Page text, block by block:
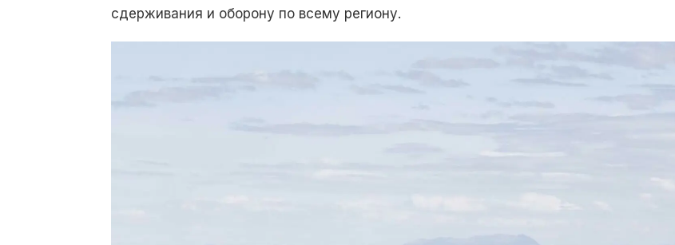
сдерживания и оборону по всему региону.